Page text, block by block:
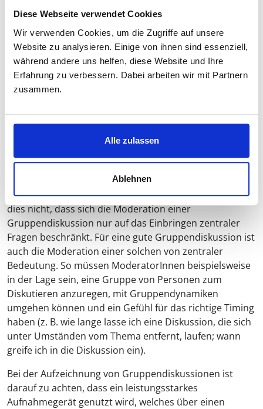
Diese Webseite verwendet Cookies
Wir verwenden Cookies, um die Zugriffe auf unsere
Website zu analysieren. Einige von ihnen sind essenziell,
während andere uns helfen, diese Website und Ihre
Erfahrung zu verbessern. Dabei arbeiten wir mit Partnern
zusammen.
Alle zulassen
Ablehnen
(Herausstellen verschiedener Meinungen) oder das
Aufzeigen der Konsequenzen als Fortführung des
Gesagten, um darüber eine weitergehende
Diskursivierung anzuregen.
Für Gruppendiskussionen ergeben sich schon aufgrund
der Teilnahme mehrerer Personen und auch in
Herausforderungen. Auch wenn es bei einer
Gruppendiskussion idealtypischer Weise zu einer
„Selbstläufigkeit“ der Diskussion kommen soll, bedeutet
dies nicht, dass sich die Moderation einer
Gruppendiskussion nur auf das Einbringen zentraler
Fragen beschränkt. Für eine gute Gruppendiskussion ist
auch die Moderation einer solchen von zentraler
Bedeutung. So müssen ModeratorInnen beispielsweise
in der Lage sein, eine Gruppe von Personen zum
Diskutieren anzuregen, mit Gruppendynamiken
umgehen können und ein Gefühl für das richtige Timing
haben (z. B. wie lange lasse ich eine Diskussion, die sich
unter Umständen vom Thema entfernt, laufen; wann
greife ich in die Diskussion ein).
Bei der Aufzeichnung von Gruppendiskussionen ist
darauf zu achten, dass ein leistungsstarkes
Aufnahmegerät genutzt wird, welches über einen